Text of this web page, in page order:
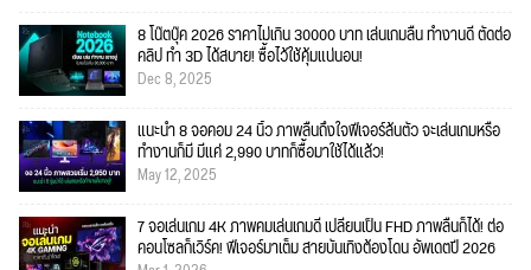
8 โน๊ตบุ๊ค 2026 ราคาไม่เกิน 30000 บาท เล่นเกมลื่น ทำงานดี ตัดต่อ
คลิป ทำ 3D ได้สบาย! ซื้อไว้ใช้คุ้มแน่นอน!
Dec 8, 2025
แนะนำ 8 จอคอม 24 นิ้ว ภาพลื่นถึงใจฟีเจอร์ล้นตัว จะเล่นเกมหรือ
ทำงานก็มี มีแค่ 2,990 บาทก็ซื้อมาใช้ได้แล้ว!
May 12, 2025
7 จอเล่นเกม 4K ภาพคมเล่นเกมดี เปลี่ยนเป็น FHD ภาพลื่นก็ได้! ต่อ
คอนโซลก็เวิร์ค! ฟีเจอร์มาเต็ม สายบันเทิงต้องโดน อัพเดตปี 2026